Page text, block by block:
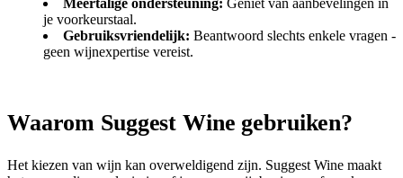
je voorkeurstaal.
Gebruiksvriendelijk: Beantwoord slechts enkele vragen -
geen wijnexpertise vereist.
Waarom Suggest Wine gebruiken?
Het kiezen van wijn kan overweldigend zijn. Suggest Wine maakt